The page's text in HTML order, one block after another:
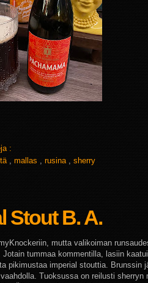
:
mallas rusina sherry
Stout B. A.
mutta valikoiman
tummaa kommentilla, lasiin kaatui
pikimustaa imperial stouttia. Brunssin
Tuoksussa on reilusti sherryn